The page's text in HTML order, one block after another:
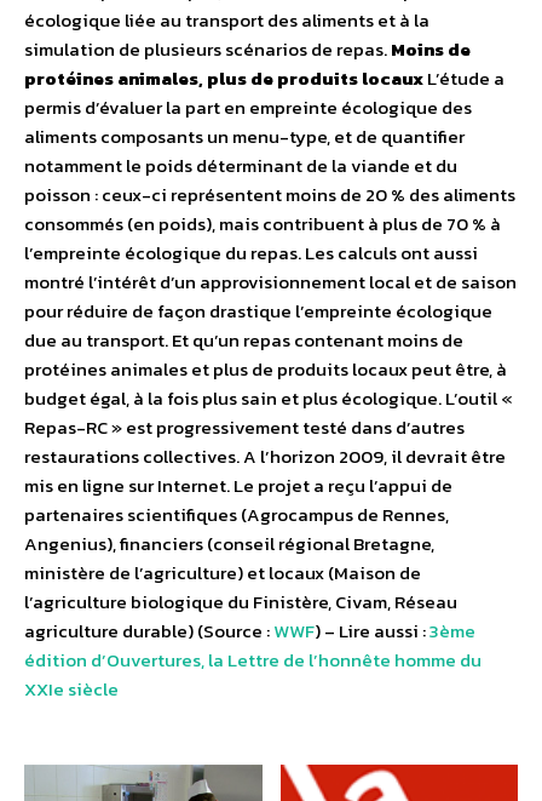
écologique liée au transport des aliments et à la
simulation de plusieurs scénarios de repas.Moins de
protéines animales, plus de produits locauxL’étude a
permis d’évaluer la part en empreinte écologique des
aliments composants un menu-type, et de quantifier
notamment le poids déterminant de la viande et du
poisson : ceux-ci représentent moins de 20 % des aliments
consommés (en poids), mais contribuent à plus de 70 % à
l’empreinte écologique du repas. Les calculs ont aussi
montré l’intérêt d’un approvisionnement local et de saison
pour réduire de façon drastique l’empreinte écologique
due au transport. Et qu’un repas contenant moins de
protéines animales et plus de produits locaux peut être, à
budget égal, à la fois plus sain et plus écologique. L’outil «
Repas-RC » est progressivement testé dans d’autres
restaurations collectives. A l’horizon 2009, il devrait être
mis en ligne sur Internet. Le projet a reçu l’appui de
partenaires scientifiques (Agrocampus de Rennes,
Angenius), financiers (conseil régional Bretagne,
ministère de l’agriculture) et locaux (Maison de
l’agriculture biologique du Finistère, Civam, Réseau
agriculture durable) (Source :WWF) – Lire aussi :3ème
édition d’Ouvertures, la Lettre de l’honnête homme du
XXIe siècle